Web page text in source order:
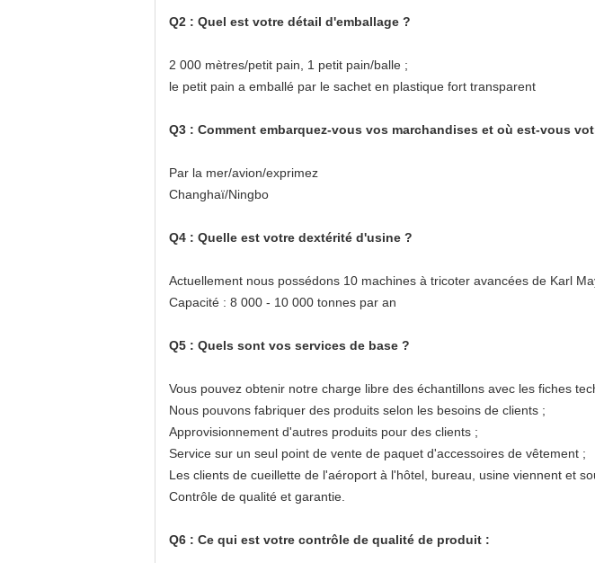
Q2 : Quel est votre détail d'emballage ?
2 000 mètres/petit pain, 1 petit pain/balle ;
le petit pain a emballé par le sachet en plastique fort transparent
Q3 : Comment embarquez-vous vos marchandises et où est-vous
Par la mer/avion/exprimez
Changhaï/Ningbo
Q4 : Quelle est votre dextérité d'usine ?
Actuellement nous possédons 10 machines à tricoter avancées de Karl
Capacité : 8 000 - 10 000 tonnes par an
Q5 : Quels sont vos services de base ?
Vous pouvez obtenir notre charge libre des échantillons avec les fiches
Nous pouvons fabriquer des produits selon les besoins de clients ;
Approvisionnement d'autres produits pour des clients ;
Service sur un seul point de vente de paquet d'accessoires de vêtement ;
Les clients de cueillette de l'aéroport à l'hôtel, bureau, usine viennent et
Contrôle de qualité et garantie.
Q6 : Ce qui est votre contrôle de qualité de produit :